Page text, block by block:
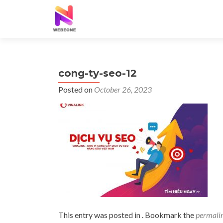
cong-ty-seo-12
Posted on October 26, 2023
This entry was posted in . Bookmark the